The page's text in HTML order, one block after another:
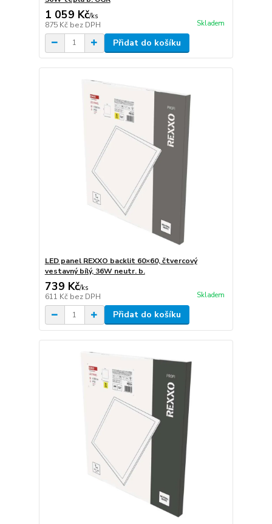
1 059 Kč/ks
875 Kč bez DPH Skladem
Přidat do košíku
LED panel REXXO backlit 60×60, čtvercový
vestavný bílý, 36W neutr. b.
739 Kč/ks
611 Kč bez DPH Skladem
Přidat do košíku